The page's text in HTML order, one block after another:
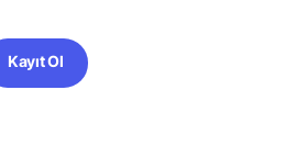
Kayıt Ol